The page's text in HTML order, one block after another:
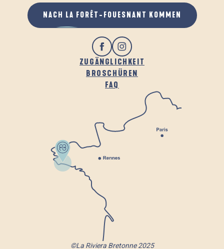
ZUGÄNGLICHKEIT
BROSCHÜREN
FAQ
NACH LA FORÊT-FOUESNANT KOMMEN
©La Riviera Bretonne 2025